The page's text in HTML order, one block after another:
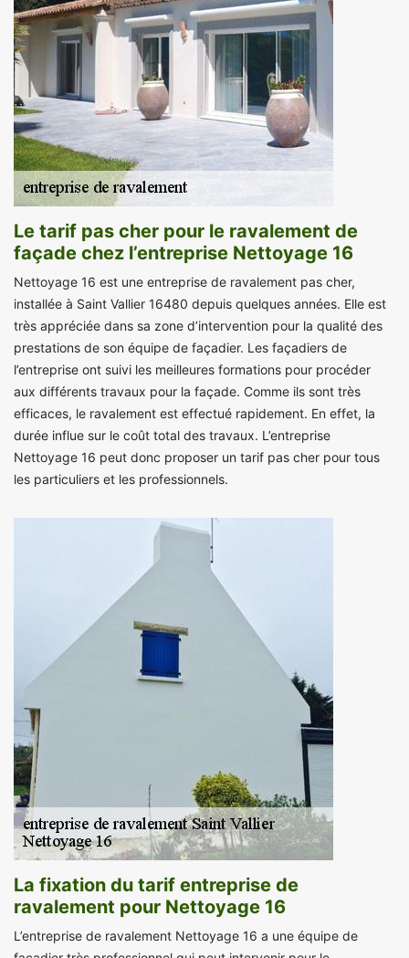
Le tarif pas cher pour le ravalement de
façade chez l’entreprise Nettoyage 16
Nettoyage 16 est une entreprise de ravalement pas cher,
installée à Saint Vallier 16480 depuis quelques années. Elle est
très appréciée dans sa zone d’intervention pour la qualité des
prestations de son équipe de façadier. Les façadiers de
l’entreprise ont suivi les meilleures formations pour procéder
aux différents travaux pour la façade. Comme ils sont très
efficaces, le ravalement est effectué rapidement. En effet, la
durée influe sur le coût total des travaux. L’entreprise
Nettoyage 16 peut donc proposer un tarif pas cher pour tous
les particuliers et les professionnels.
La fixation du tarif entreprise de
ravalement pour Nettoyage 16
L’entreprise de ravalement Nettoyage 16 a une équipe de